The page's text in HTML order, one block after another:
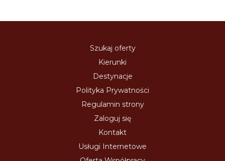
Szukaj oferty
Kierunki
Destynacje
Polityka Prywatności
Regulamin strony
Zaloguj się
Kontakt
Usługi Internetowe